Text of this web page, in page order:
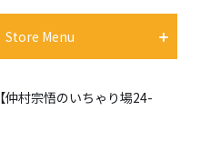
Store Menu
【仲村宗悟のいちゃり場24-